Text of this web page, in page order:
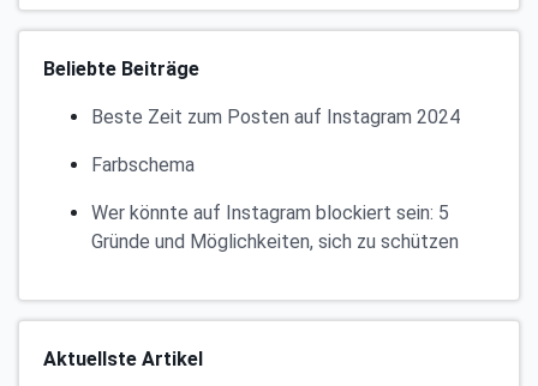
Beliebte Beiträge
Beste Zeit zum Posten auf Instagram 2024
Farbschema
Wer könnte auf Instagram blockiert sein: 5
Gründe und Möglichkeiten, sich zu schützen
Aktuellste Artikel